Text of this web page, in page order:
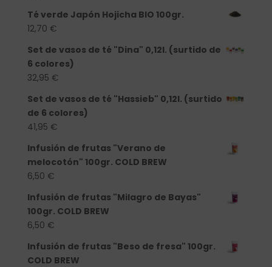
Té verde Japón Hojicha BIO 100gr.
12,70 €
Set de vasos de té "Dina" 0,12l. (surtido de
6 colores)
32,95 €
Set de vasos de té "Hassieb" 0,12l. (surtido
de 6 colores)
41,95 €
Infusión de frutas "Verano de
melocotón" 100gr. COLD BREW
6,50 €
Infusión de frutas "Milagro de Bayas"
100gr. COLD BREW
6,50 €
Infusión de frutas "Beso de fresa" 100gr.
COLD BREW